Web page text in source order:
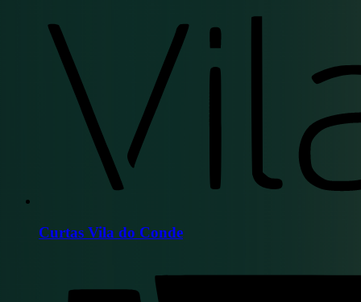
Curtas Vila do Conde